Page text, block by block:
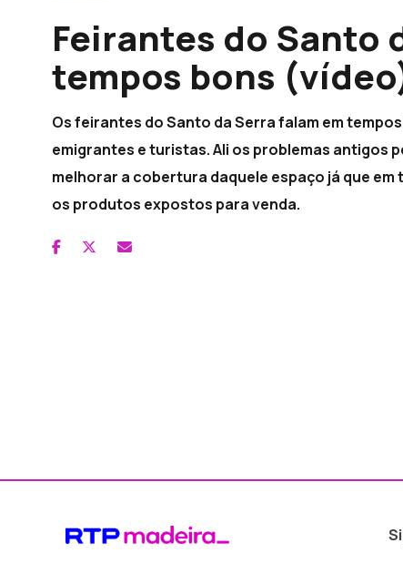
Feirantes do Santo
tempos bons
Os feirantes do Santo da Serra falam em
emigrantes e turistas. Ali os problemas antigos
melhorar a cobertura daquele espaço já que
os produtos expostos para venda.